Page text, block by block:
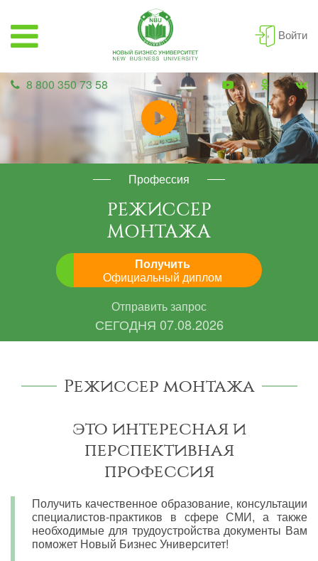
Войти
8 800 350 73 58
Профессия
РЕЖИССЕР
МОНТАЖА
Получить
Официальный диплом
Отправить запрос
СЕГОДНЯ 07.08.2026
Режиссер монтажа
это интересная и
перспективная
профессия
Получить качественное образование, консультации
специалистов-практиков в сфере СМИ, а также
необходимые для трудоустройства документы Вам
поможет Новый Бизнес Университет!